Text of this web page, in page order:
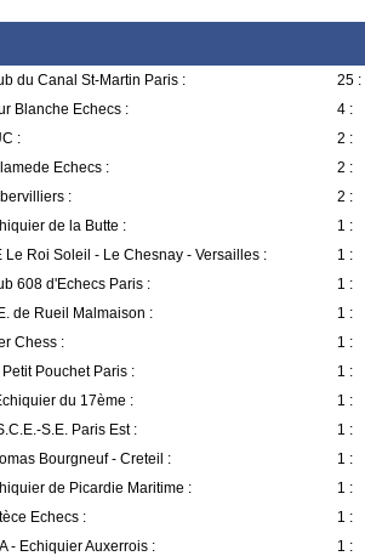
du Canal St-Martin Paris :
25 :
Blanche Echecs :
4 :
:
2 :
Echecs :
2 :
:
2 :
de la Butte :
1 :
Le Roi Soleil - Le Chesnay - Versailles :
1 :
608 d'Echecs Paris :
1 :
de Rueil Malmaison :
1 :
Chess :
1 :
Petit Pouchet Paris :
1 :
du 17ème :
1 :
S.E. Paris Est :
1 :
Bourgneuf - Creteil :
1 :
de Picardie Maritime :
1 :
Echecs :
1 :
- Echiquier Auxerrois :
1 :